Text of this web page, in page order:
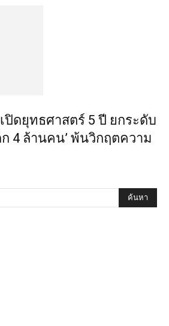
ดยุทธศาสตร์ 5 ปี ยกระดับ
4 ล้านคน’ พ้นวิกฤตความ